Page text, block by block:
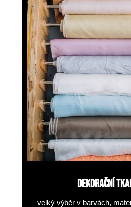
DEKORAČNÍ
velký výběr v barvách,